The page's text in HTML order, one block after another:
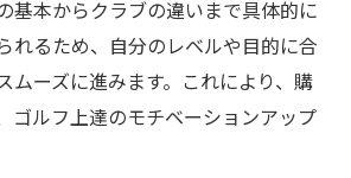
料フィッティングでクラブを徹
クラブ診断がゴルフ上達に役立
打会で失敗しないクラブ診断を
基本からクラブの違いまで具体的に
れるため、自分のレベルや目的に合
ムーズに進みます。これにより、購
ゴルフ上達のモチベーションアップ